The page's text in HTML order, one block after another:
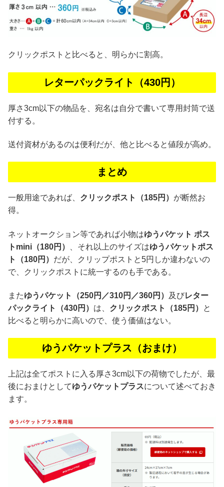
クリックポストと比べると、明らかに割高。
レターパックライト（430円）
厚さ3cm以下の物品を、宛名は自分で書いて専用封筒で送
付する。
送付資材があるのは便利だが、他と比べると値段が高め。
まとめ
一般用途であれば、 クリックポスト（185円） が断然お
得。
ネットオークション等であれば小物はゆうパケット ポス
トmini（180円）
、それ以上のサイズはゆうパケットポス
ト（180円） だが、クリップポストと5円しか違わないの
で、クリックポストに統一するのも手である。
またゆうパケット（250円／310円／360円） 及びレター
パックライト（430円） は、 クリックポスト（185円）
と
比べると明らかに高いので、使う価値はない。
ゆうパケットプラス（おまけ）
上記は全てポストに入る厚さ3cm以下の荷物でしたが、最
後におまけとしてゆうパケットプラスについて述べておき
ます。